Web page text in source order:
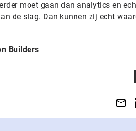
moet gaan dan analytics en
de slag. Dan kunnen zij echt
Builders